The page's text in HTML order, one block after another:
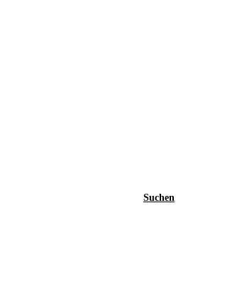
Suchen